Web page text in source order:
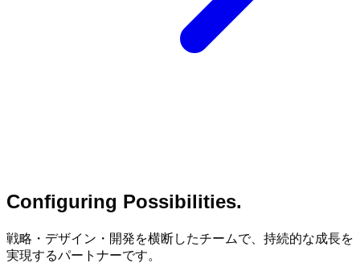
Configuring Possibilities.
戦略・デザイン・開発を横断したチームで、持続的な成長を
実現するパートナーです。